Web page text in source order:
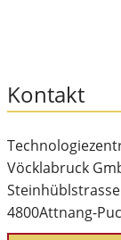
Kontakt
Vöcklabruck
Steinhüblstrasse
4800Attnang-